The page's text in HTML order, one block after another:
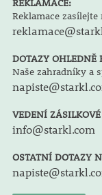
REKLAMACE:
Reklamace
DOTAZY OHLEDNĚ
Naše zahradníky a
VEDENÍ ZÁSILKOVÉ
info@starkl.com
OSTATNÍ DOTAZY